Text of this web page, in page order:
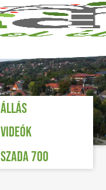
ÁLLÁS
VIDEÓK
SZADA 700